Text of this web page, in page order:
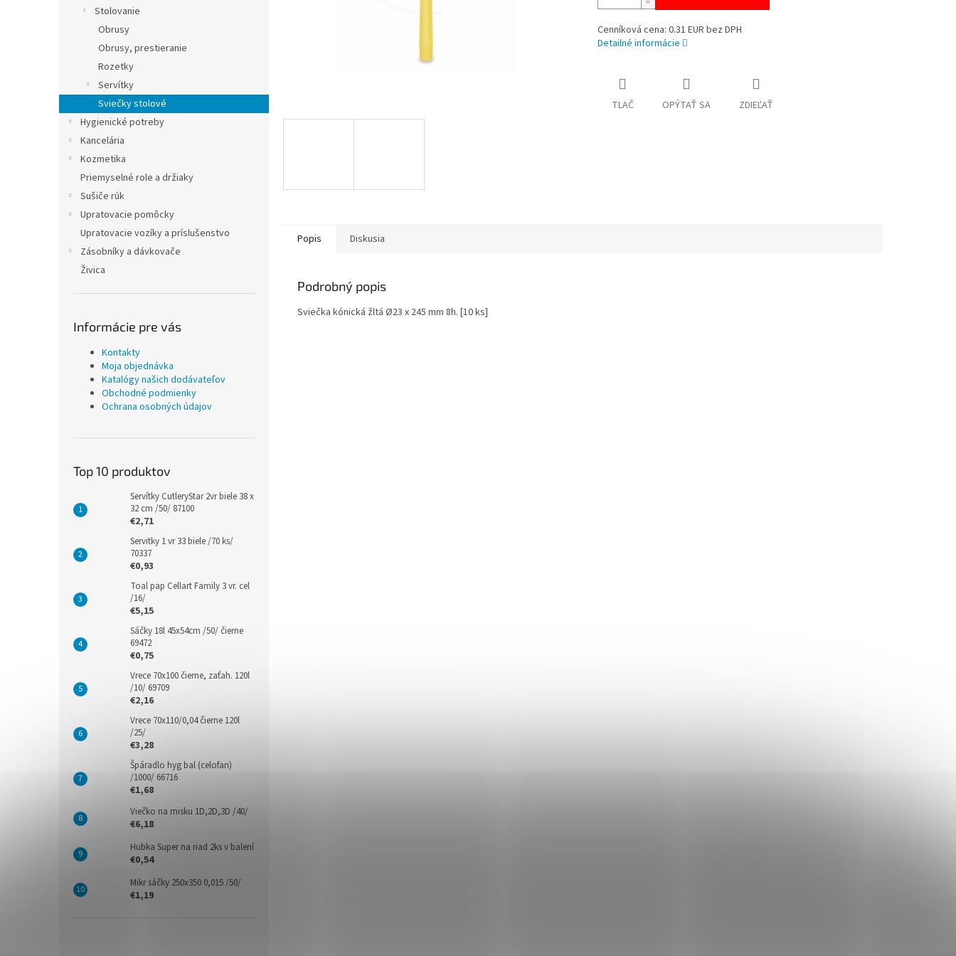
Stolovanie
Obrusy
Obrusy, prestieranie
Rozetky
Servítky
Sviečky stolové
Hygienické potreby
Kancelária
Kozmetika
Priemyselné role a držiaky
Sušiče rúk
Upratovacie pomôcky
Upratovacie vozíky a príslušenstvo
Zásobníky a dávkovače
Živica
Informácie pre vás
Kontakty
Moja objednávka
Katalógy našich dodávateľov
Obchodné podmienky
Ochrana osobných údajov
Top 10 produktov
Servítky CutleryStar 2vr biele 38 x
32 cm /50/ 87100
€2,71
Servitky 1 vr 33 biele /70 ks/
70337
€0,93
Toal pap Cellart Family 3 vr. cel
/16/
€5,15
Sáčky 18l 45x54cm /50/ čierne
69472
€0,75
Vrece 70x100 čierne, zaťah. 120l
/10/ 69709
€2,16
Vrece 70x110/0,04 čierne 120l
/25/
€3,28
Špáradlo hyg bal (celofan)
/1000/ 66716
€1,68
Viečko na misku 1D,2D,3D /40/
€6,18
Hubka Super na riad 2ks v balení
€0,54
Mikr sáčky 250x350 0,015 /50/
€1,19
Cenníková cena: 0.31 EUR bez DPH
Detailné informácie
TLAČ OPÝTAŤ SA ZDIEĽAŤ
Popis Diskusia
Podrobný popis
Sviečka kónická žltá Ø23 x 245 mm 8h. [10 ks]